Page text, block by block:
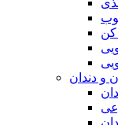
و دندان